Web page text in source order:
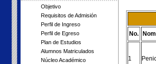
Objetivo
Requisitos de Admisión
Perfil de Ingreso
Perfil de Egreso
Plan de Estudios
Alumnos Matriculados
Núcleo Académico
No.
1